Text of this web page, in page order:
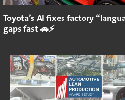
Toyota’s AI fixes factory
gaps fast 🚗⚡